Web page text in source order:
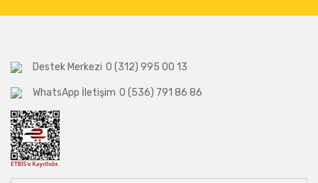
Destek Merkezi 0 (312) 995 00 13
WhatsApp İletişim 0 (536) 791 86 86